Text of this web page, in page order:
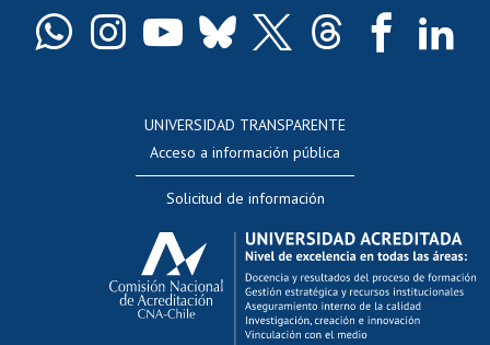
Docentes
Evaluación docente
Calificación académica
Postulación al AUCAI
Funcionarias/os
Cursos internos de capacitación
UNIVERSIDAD TRANSPARENTE
Acceso a información pública
Solicitud de información